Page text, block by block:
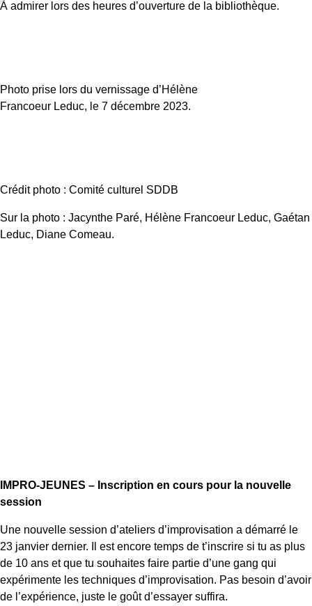
À admirer lors des heures d’ouverture de la bibliothèque.
Photo prise lors du vernissage d’Hélène
Francoeur Leduc, le 7 décembre 2023.
Crédit photo : Comité culturel SDDB
Sur la photo : Jacynthe Paré, Hélène Francoeur Leduc, Gaétan
Leduc, Diane Comeau.
IMPRO-JEUNES – Inscription en cours pour la nouvelle
session
Une nouvelle session d’ateliers d’improvisation a démarré le
23 janvier dernier. Il est encore temps de t’inscrire si tu as plus
de 10 ans et que tu souhaites faire partie d’une gang qui
expérimente les techniques d’improvisation. Pas besoin d’avoir
de l’expérience, juste le goût d’essayer suffira.